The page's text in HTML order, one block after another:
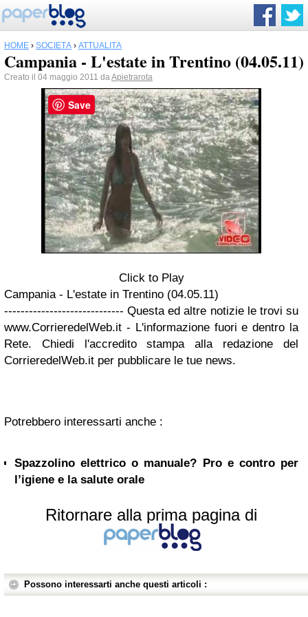
HOME › SOCIETÀ › ATTUALITÀ
Campania - L'estate in Trentino (04.05.11)
Creato il 04 maggio 2011 daApietrarota
Click to Play
Campania - L'estate in Trentino (04.05.11)
----------------------------- Questa ed altre notizie le trovi su
www.CorrieredelWeb.it - L'informazione fuori e dentro la
Rete. Chiedi l'accredito stampa alla redazione del
CorrieredelWeb.it per pubblicare le tue news.
Potrebbero interessarti anche :
Spazzolino elettrico o manuale? Pro e contro per
l’igiene e la salute orale
Ritornare alla prima pagina di
Possono interessarti anche questi articoli :
Save